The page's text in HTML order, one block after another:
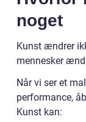
noget
Kunst ændrer
mennesker
Når vi ser et
performance,
Kunst kan: